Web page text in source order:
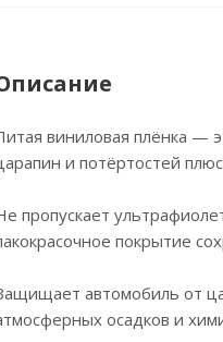
виниловая плёнка —
и потёртостей
пропускает
покрытие
автомобиль от
осадков и